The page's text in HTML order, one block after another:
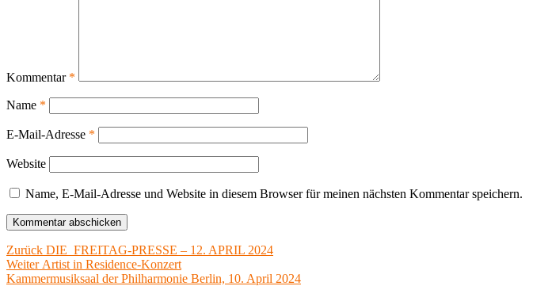
Kommentar *
Name *
E-Mail-Adresse *
Website
Name, E-Mail-Adresse und Website in diesem Browser für meinen nächsten Kommentar speichern.
Beitragsnavigation
Zurück Vorheriger
Beitrag:
DIE FREITAG-PRESSE – 12. APRIL 2024
Weiter Nächster
Beitrag:
Artist in Residence-Konzert
Kammermusiksaal der Philharmonie Berlin, 10. April 2024